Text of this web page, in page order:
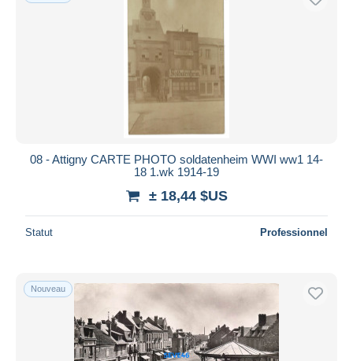
08 - Attigny CARTE PHOTO soldatenheim WWI ww1 14-
18 1.wk 1914-19
± 18,44 $US
Statut Professionnel
Nouveau